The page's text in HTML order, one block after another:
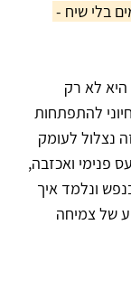
בלי שיח -
לא רק
להתפתחות
נצלול לעומק
פנימי ואכזבה,
ונלמד איך
של צמיחה